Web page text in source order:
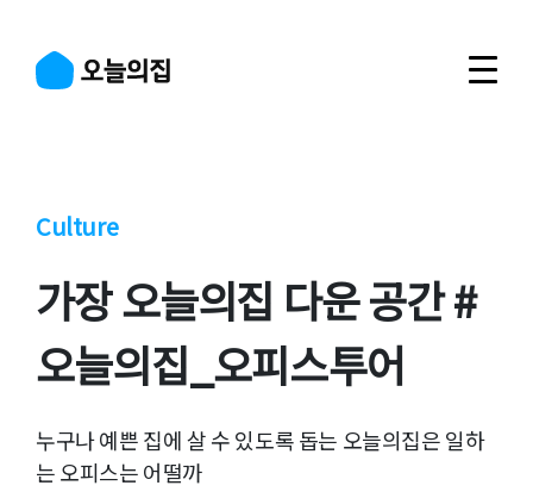
Culture
가장 오늘의집 다운 공간 #
오늘의집_오피스투어
누구나 예쁜 집에 살 수 있도록 돕는 오늘의집은 일하
는 오피스는 어떨까